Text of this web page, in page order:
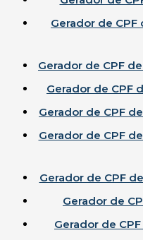
Gerador de CPF
Gerador de CPF de
Gerador de CPF
Gerador de CPF de
Gerador de CPF de
Gerador de CPF de
Gerador de
Gerador de